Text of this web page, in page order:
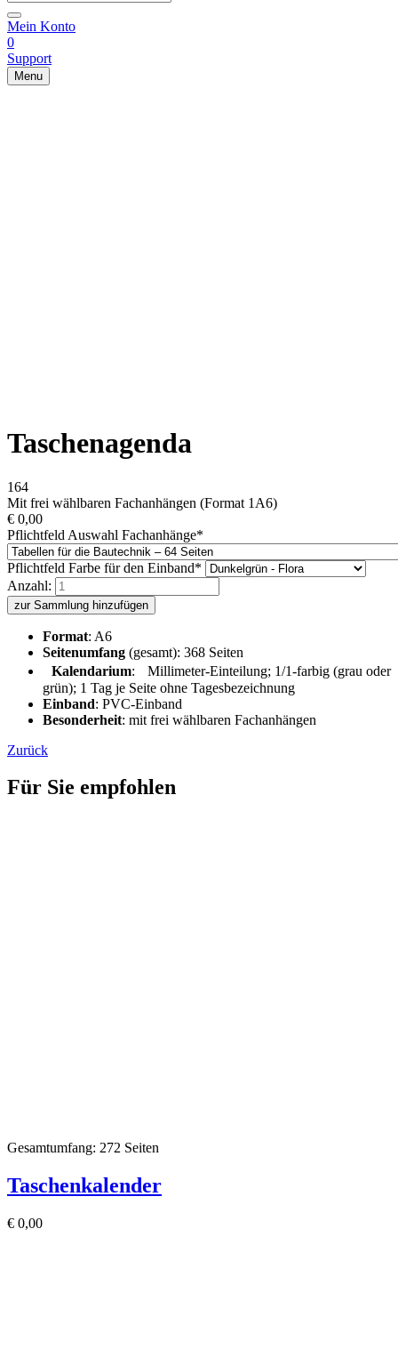
Mein Konto
0
Support
Menu
Taschenagenda
164
Mit frei wählbaren Fachanhängen (Format 1A6)
€ 0,00
Pflichtfeld Auswahl Fachanhänge*
Pflichtfeld Farbe für den Einband*
Anzahl:
zur Sammlung hinzufügen
Format: A6
Seitenumfang (gesamt): 368 Seiten
Kalendarium: Millimeter-Einteilung; 1/1-farbig (grau oder
grün); 1 Tag je Seite ohne Tagesbezeichnung
Einband: PVC-Einband
Besonderheit: mit frei wählbaren Fachanhängen
Zurück
Für Sie empfohlen
Gesamtumfang: 272 Seiten
Taschenkalender
€ 0,00